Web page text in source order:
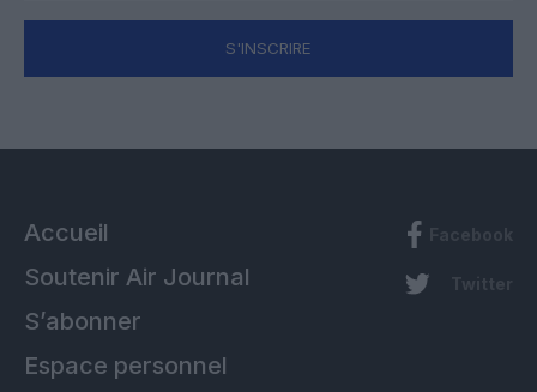
S'INSCRIRE
Accueil
Soutenir Air Journal
S’abonner
Espace personnel